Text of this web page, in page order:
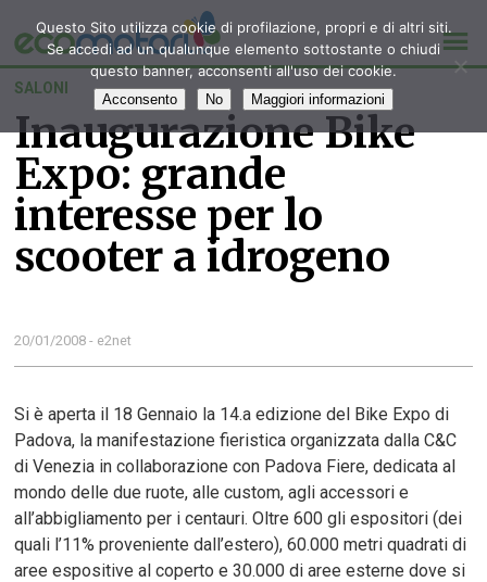
SALONI
Inaugurazione Bike
Expo: grande
interesse per lo
scooter a idrogeno
20/01/2008 - e2net
Si è aperta il 18 Gennaio la 14.a edizione del Bike Expo di
Padova, la manifestazione fieristica organizzata dalla C&C
di Venezia in collaborazione con Padova Fiere, dedicata al
mondo delle due ruote, alle custom, agli accessori e
all’abbigliamento per i centauri. Oltre 600 gli espositori (dei
quali l’11% proveniente dall’estero), 60.000 metri quadrati di
aree espositive al coperto e 30.000 di aree esterne dove si
Questo Sito utilizza cookie di profilazione, propri e di altri siti.
Se accedi ad un qualunque elemento sottostante o chiudi
questo banner, acconsenti all'uso dei cookie.
Acconsento No Maggiori informazioni